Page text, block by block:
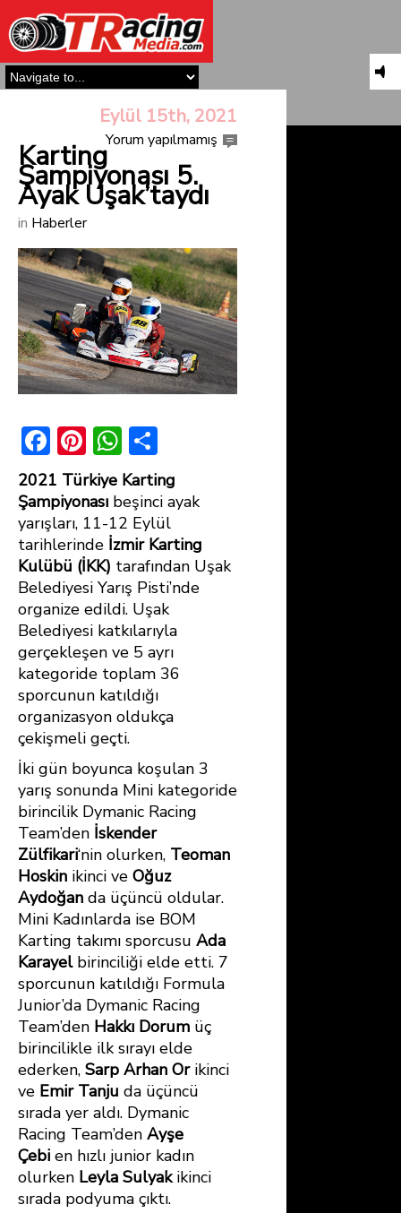
Eylül 15th, 2021
Yorum yapılmamış
Karting
Şampiyonası 5.
Ayak Uşak’taydı
in Haberler
F
ac
e
b
o
ok
Pi
nt
er
e
st
W
h
at
s
A
p
p
h
ar
e
2021 Türkiye Karting
Şampiyonası beşinci ayak
yarışları, 11-12 Eylül
tarihlerinde İzmir Karting
Kulübü (İKK) tarafından Uşak
Belediyesi Yarış Pisti’nde
organize edildi. Uşak
Belediyesi katkılarıyla
gerçekleşen ve 5 ayrı
kategoride toplam 36
sporcunun katıldığı
organizasyon oldukça
çekişmeli geçti.
İki gün boyunca koşulan 3
yarış sonunda Mini kategoride
birincilik Dymanic Racing
Team’den İskender
Zülfikari‘nin olurken, Teoman
Hoskin ikinci ve Oğuz
Aydoğan da üçüncü oldular.
Mini Kadınlarda ise BOM
Karting takımı sporcusu Ada
Karayelbirinciliği elde etti. 7
sporcunun katıldığı Formula
Junior’da Dymanic Racing
Team’den Hakkı Dorum üç
birincilikle ilk sırayı elde
ederken, Sarp Arhan Orikinci
ve Emir Tanju da üçüncü
sırada yer aldı. Dymanic
Racing Team’den Ayşe
Çebi en hızlı junior kadın
olurken Leyla Sulyakikinci
sırada podyuma çıktı.